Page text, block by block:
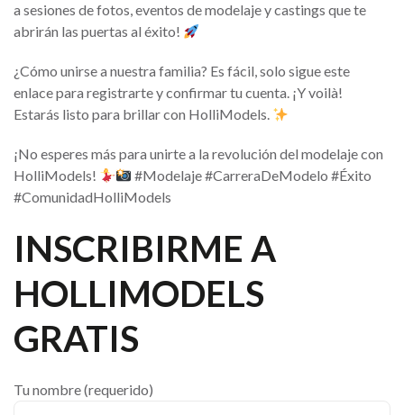
a sesiones de fotos, eventos de modelaje y castings que te
abrirán las puertas al éxito!
¿Cómo unirse a nuestra familia? Es fácil, solo sigue este
enlace para registrarte y confirmar tu cuenta. ¡Y voilà!
Estarás listo para brillar con HolliModels.
¡No esperes más para unirte a la revolución del modelaje con
HolliModels!
#Modelaje #CarreraDeModelo #Éxito
#ComunidadHolliModels
INSCRIBIRME A
HOLLIMODELS
GRATIS
Tu nombre (requerido)